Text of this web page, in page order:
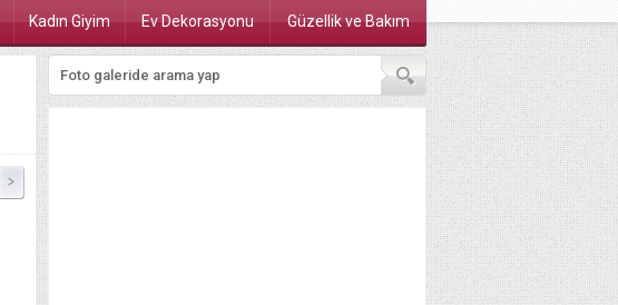
Kadın Giyim Ev Dekorasyonu Güzellik ve Bakım